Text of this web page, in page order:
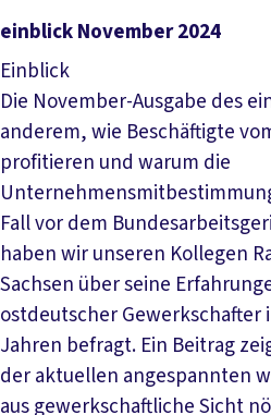
Datei herunterladen
einblick November 2024
Einblick
Die November-Ausgabe des
anderem, wie Beschäftigte
profitieren und warum die
Fall vor dem
haben wir unseren Kollegen
Sachsen über seine
ostdeutscher Gewerkschafter
Jahren befragt. Ein Beitrag
der aktuellen angespannten
aus gewerkschaftliche Sicht